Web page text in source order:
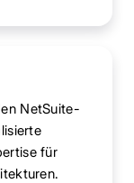
NetSuite-
für